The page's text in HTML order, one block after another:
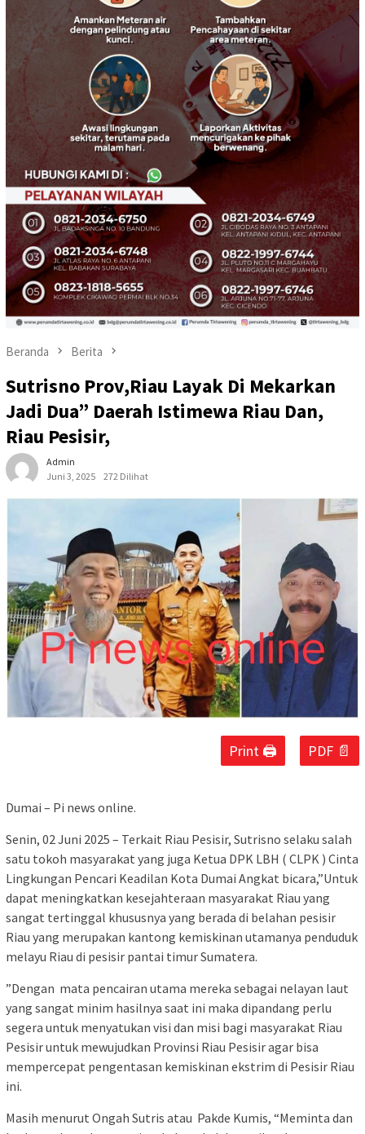
Beranda Berita
Sutrisno Prov,Riau Layak Di Mekarkan
Jadi Dua” Daerah Istimewa Riau Dan,
Riau Pesisir,
Admin
Juni 3, 2025
272 Dilihat
Print 🖨 PDF 📄
Dumai – Pi news online.
Senin, 02 Juni 2025 – Terkait Riau Pesisir, Sutrisno selaku salah
satu tokoh masyarakat yang juga Ketua DPK LBH ( CLPK ) Cinta
Lingkungan Pencari Keadilan Kota Dumai Angkat bicara,”Untuk
dapat meningkatkan kesejahteraan masyarakat Riau yang
sangat tertinggal khususnya yang berada di belahan pesisir
Riau yang merupakan kantong kemiskinan utamanya penduduk
melayu Riau di pesisir pantai timur Sumatera.
”Dengan mata pencairan utama mereka sebagai nelayan laut
yang sangat minim hasilnya saat ini maka dipandang perlu
segera untuk menyatukan visi dan misi bagi masyarakat Riau
Pesisir untuk mewujudkan Provinsi Riau Pesisir agar bisa
mempercepat pengentasan kemiskinan ekstrim di Pesisir Riau
ini.
Masih menurut Ongah Sutris atau Pakde Kumis, “Meminta dan